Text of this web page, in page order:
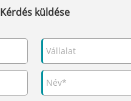
Kérdés küldése